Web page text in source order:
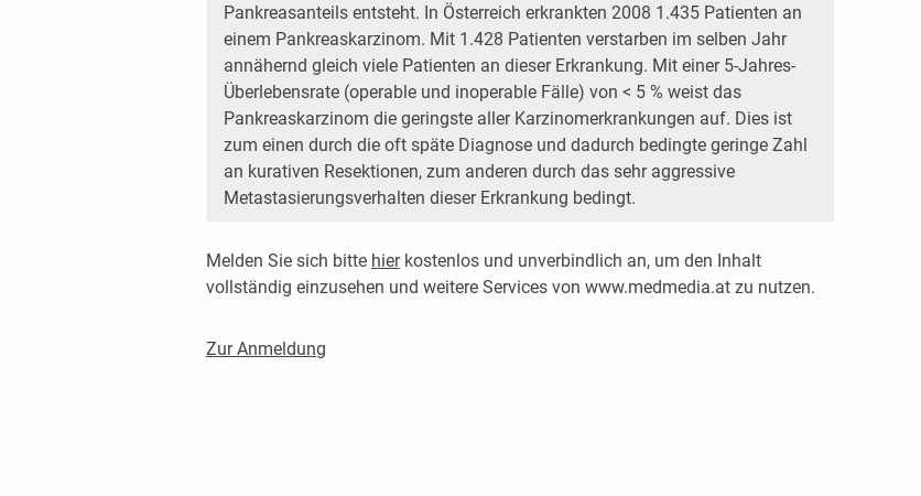
Pankreasanteils entsteht. In Österreich erkrankten 2008 1.435 Patienten an
einem Pankreaskarzinom. Mit 1.428 Patienten verstarben im selben Jahr
annähernd gleich viele Patienten an dieser Erkrankung. Mit einer 5-Jahres-
Überlebensrate (operable und inoperable Fälle) von < 5 % weist das
Pankreaskarzinom die geringste aller Karzinomerkrankungen auf. Dies ist
zum einen durch die oft späte Diagnose und dadurch bedingte geringe Zahl
an kurativen Resektionen, zum anderen durch das sehr aggressive
Metastasierungsverhalten dieser Erkrankung bedingt.
Melden Sie sich bitte hierkostenlos und unverbindlich an, um den Inhalt
vollständig einzusehen und weitere Services von www.medmedia.at zu nutzen.
Zur Anmeldung